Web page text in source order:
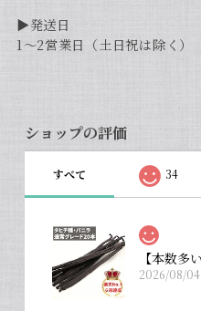
▶︎発送日
1〜2営業日（土日祝は除く）
ショップの評価
すべて 34
2026/08/04